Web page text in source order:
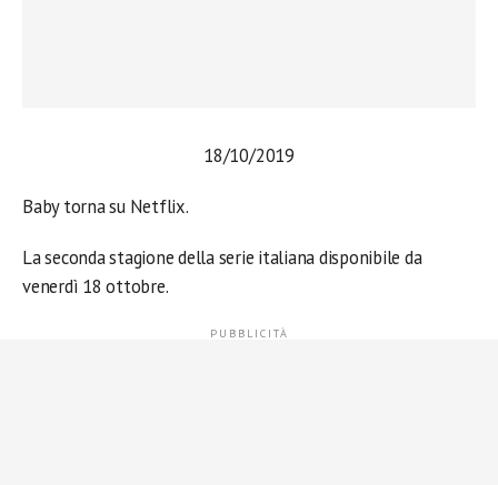
18/10/2019
Baby torna su Netflix.
La seconda stagione della serie italiana disponibile da
venerdì 18 ottobre.